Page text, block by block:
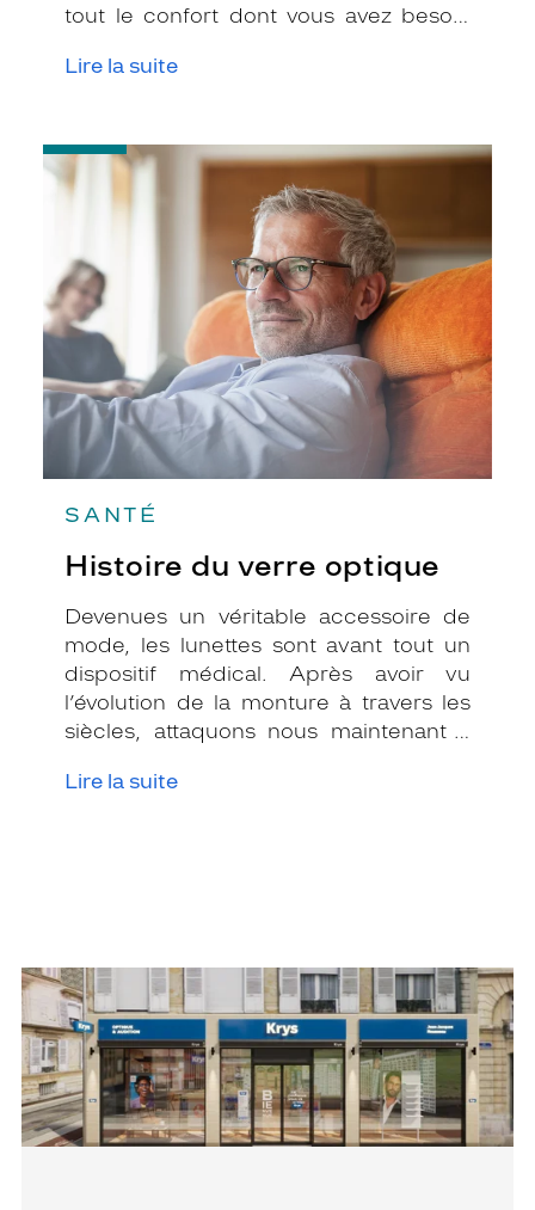
tout le confort dont vous avez besoin
teinte variable
Lire la suite
SANTÉ
Histoire du verre optique
Devenues un véritable accessoire de
mode, les lunettes sont avant tout un
dispositif médical. Après avoir vu
l’évolution de la monture à travers les
siècles, attaquons nous maintenant à
des lunettes.
Lire la suite
-
Histoire
du